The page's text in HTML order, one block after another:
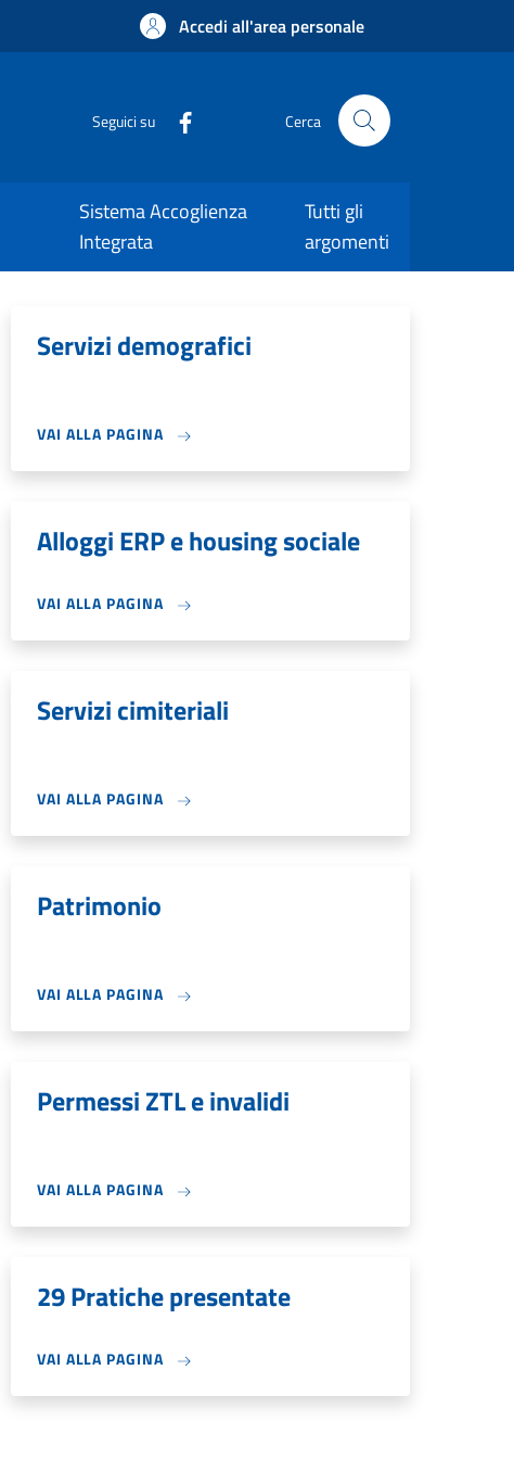
Accedi all'area personale
Seguici su Cerca
Sistema Accoglienza
Integrata
Tutti gli
argomenti
Servizi demografici
VAI ALLA PAGINA
Alloggi ERP e housing sociale
VAI ALLA PAGINA
Servizi cimiteriali
VAI ALLA PAGINA
Patrimonio
VAI ALLA PAGINA
Permessi ZTL e invalidi
VAI ALLA PAGINA
29 Pratiche presentate
VAI ALLA PAGINA